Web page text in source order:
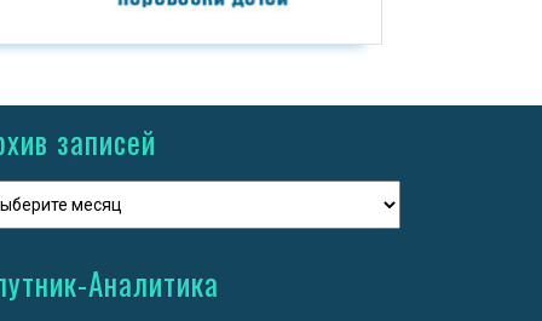
записей
Аналитика